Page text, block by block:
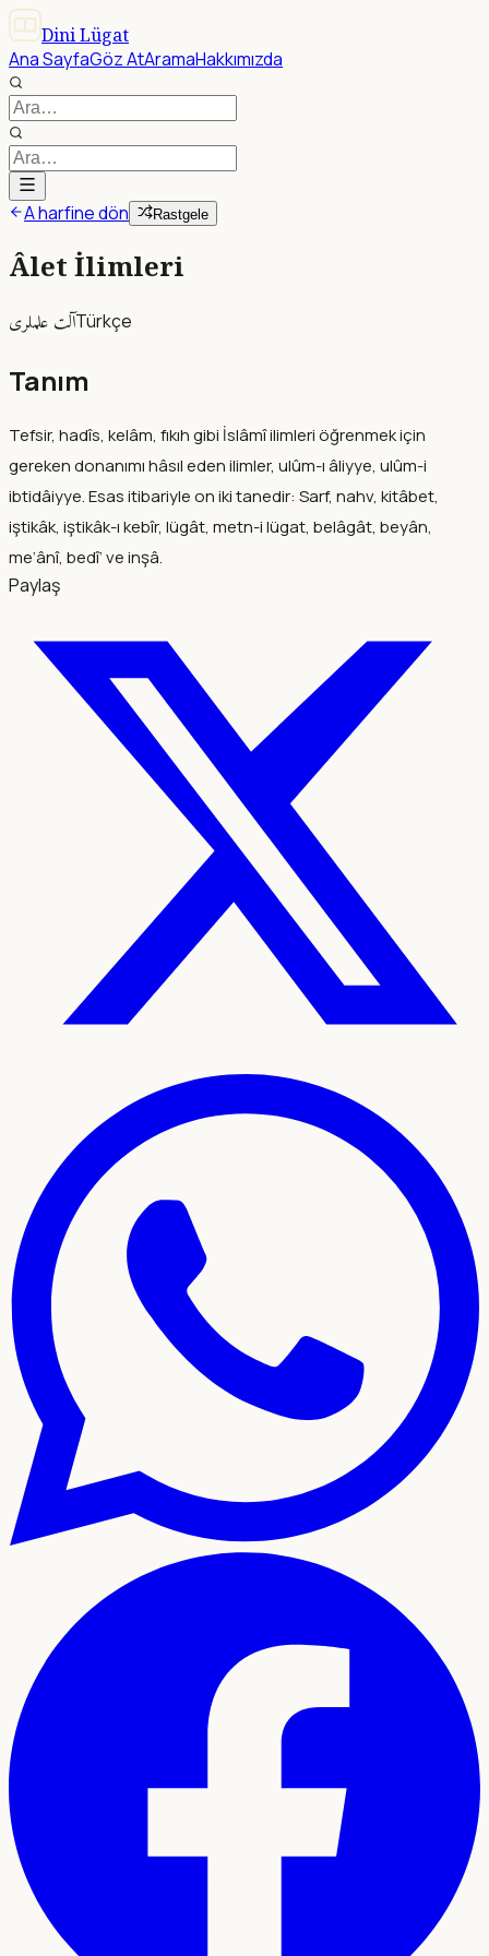
Dini Lügat
Ana SayfaGöz AtAramaHakkımızda
A harfine dön Rastgele
Âlet İlimleri
آلت علملرىTürkçe
Tanım
Tefsir, hadîs, kelâm, fıkıh gibi İslâmî ilimleri öğrenmek için
gereken donanımı hâsıl eden ilimler, ulûm-ı âliyye, ulûm-i
ibtidâiyye. Esas itibariyle on iki tanedir: Sarf, nahv, kitâbet,
iştikâk, iştikâk-ı kebîr, lügât, metn-i lügat, belâgât, beyân,
me‘ânî, bedî‘ ve inşâ.
Paylaş